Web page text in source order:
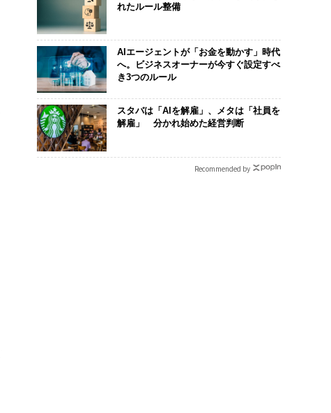
れたルール整備
AIエージェントが「お金を動かす」時代
へ。ビジネスオーナーが今すぐ設定すべ
き3つのルール
スタバは「AIを解雇」、メタは「社員を
解雇」 分かれ始めた経営判断
Recommended by